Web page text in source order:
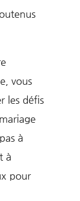
vous
les défis
à
à
pour